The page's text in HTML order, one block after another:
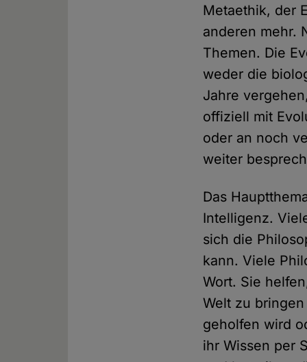
Metaethik, der
anderen mehr.
Themen. Die
weder die
Jahre
offiziell mit
oder an noch
weiter
Das
Intelligenz.
sich die
kann. Viele
Wort. Sie
Welt zu
geholfen wird
ihr Wissen per